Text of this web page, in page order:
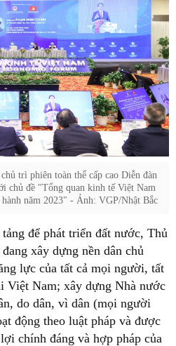
trì phiên toàn thể cấp cao Diễn đàn
chủ đề "Tổng quan kinh tế Việt Nam
năm 2023" - Ảnh: VGP/Nhật Bắc
để phát triển đất nước, Thủ
xây dựng nền dân chủ
lực của tất cả mọi người, tất
Việt Nam; xây dựng Nhà nước
do dân, vì dân (mọi người
động theo luật pháp và được
chính đáng và hợp pháp của